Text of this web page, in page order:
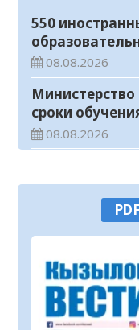
550
Казахстане
08.08.2026
сроки
учебный год
08.08.2026
08.08.2026
У граждан
выборов в
07.08.2026
В